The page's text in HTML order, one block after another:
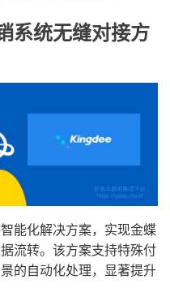
系统无缝对接方
能化解决方案，实现金蝶
流转。该方案支持特殊付
的自动化处理，显著提升